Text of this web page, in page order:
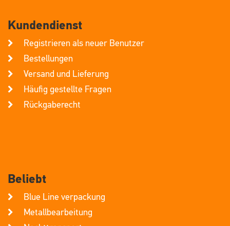
Kundendienst
Registrieren als neuer Benutzer
Bestellungen
Versand und Lieferung
Häufig gestellte Fragen
Rückgaberecht
Beliebt
Blue Line verpackung
Metallbearbeitung